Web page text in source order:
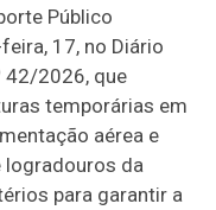
Público
17, no Diário
42/2026, que
temporárias em
aérea e
logradouros da
para garantir a